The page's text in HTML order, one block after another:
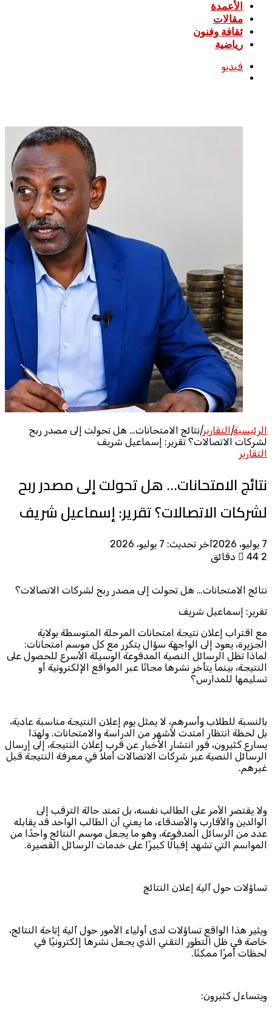
الأعمدة
مقالات
ثقافة وفنون
رياضية
فيديو
الرئيسية|التقارير|نتائج الامتحانات… هل تحولت إلى مصدر ربح
لشركات الاتصالات؟ تقرير: إسماعيل شريف
التقارير
نتائج الامتحانات… هل تحولت إلى مصدر ربح
لشركات الاتصالات؟ تقرير: إسماعيل شريف
7 يوليو، 2026
آخر تحديث: 7 يوليو، 2026
44 2 دقائق
نتائج الامتحانات… هل تحولت إلى مصدر ربح لشركات الاتصالات؟
تقرير: إسماعيل شريف
مع اقتراب إعلان نتيجة امتحانات المرحلة المتوسطة بولاية
الجزيرة، يعود إلى الواجهة سؤال يتكرر مع كل موسم امتحانات:
لماذا تظل الرسائل النصية المدفوعة الوسيلة الأسرع للحصول على
النتيجة، بينما يتأخر نشرها مجانًا عبر المواقع الإلكترونية أو
تسليمها للمدارس؟
بالنسبة للطلاب وأسرهم، لا يمثل يوم إعلان النتيجة مناسبة عادية،
بل لحظة انتظار امتدت لأشهر من الدراسة والامتحانات. ولهذا
يسارع كثيرون، فور انتشار الأخبار عن قرب إعلان النتيجة، إلى إرسال
الرسائل النصية عبر شركات الاتصالات أملاً في معرفة النتيجة قبل
غيرهم.
ولا يقتصر الأمر على الطالب نفسه، بل تمتد حالة الترقب إلى
الوالدين والأقارب والأصدقاء، ما يعني أن الطالب الواحد قد يقابله
عدد من الرسائل المدفوعة، وهو ما يجعل موسم النتائج واحدًا من
المواسم التي تشهد إقبالًا كبيرًا على خدمات الرسائل القصيرة.
تساؤلات حول آلية إعلان النتائج
ويثير هذا الواقع تساؤلات لدى أولياء الأمور حول آلية إتاحة النتائج،
خاصة في ظل التطور التقني الذي يجعل نشرها إلكترونيًا في
لحظات أمرًا ممكنًا.
ويتساءل كثيرون: